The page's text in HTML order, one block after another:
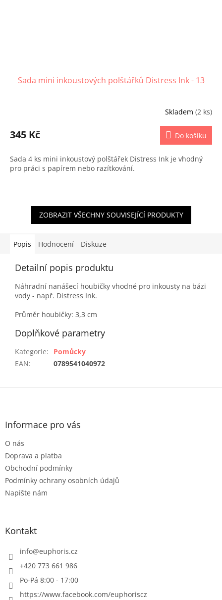
Sada mini inkoustových polštářků Distress Ink - 13
Skladem (2 ks)
345 Kč Do košíku
Sada 4 ks mini inkoustový polštářek Distress Ink je vhodný
pro práci s papírem nebo razítkování.
ZOBRAZIT VŠECHNY SOUVISEJÍCÍ PRODUKTY
Popis Hodnocení Diskuze
Detailní popis produktu
Náhradní nanášecí houbičky vhodné pro inkousty na bázi
vody - např. Distress Ink.
Průměr houbičky: 3,3 cm
Doplňkové parametry
Kategorie:
Pomůcky
EAN: 0789541040972
Z
Informace pro vás
O nás
Doprava a platba
Obchodní podmínky
Podmínky ochrany osobních údajů
Napište nám
Kontakt
info@euphoris.cz
+420 773 661 986
Po-Pá 8:00 - 17:00
https://www.facebook.com/euphoriscz